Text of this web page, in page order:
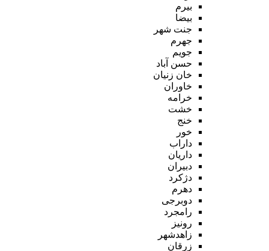
بیرم
بیضا
جنت شهر
جهرم
جویم
حسن آباد
خان زنیان
خاوران
خرامه
خشت
خنج
خور
داراب
داریان
دبیران
دژکرد
دهرم
دوبرجی
رامجرد
رونیز
زاهدشهر
زرقان